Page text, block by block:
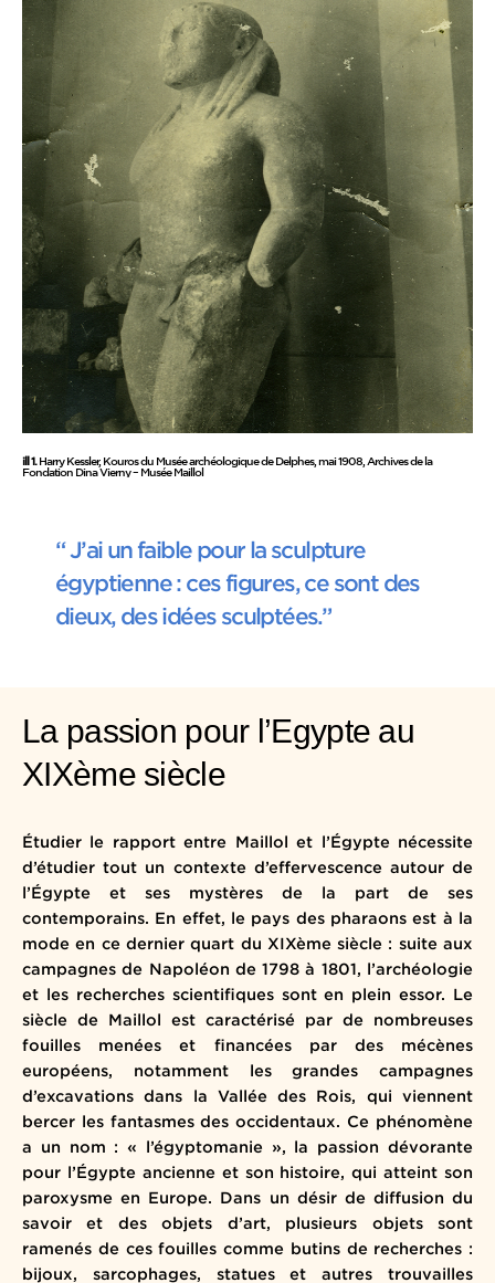
ill 1.Harry Kessler, Kouros du Musée archéologique de Delphes, mai 1908, Archives de la
Fondation Dina Vierny – Musée Maillol
“ J’ai un faible pour la sculpture
égyptienne : ces figures, ce sont des
dieux, des idées sculptées.”
La passion pour l’Egypte au
XIXème siècle
Étudier le rapport entre Maillol et l’Égypte nécessite
d’étudier tout un contexte d’effervescence autour de
l’Égypte et ses mystères de la part de ses
contemporains. En effet, le pays des pharaons est à la
mode en ce dernier quart du XIXème siècle : suite aux
campagnes de Napoléon de 1798 à 1801, l’archéologie
et les recherches scientifiques sont en plein essor. Le
siècle de Maillol est caractérisé par de nombreuses
fouilles menées et financées par des mécènes
européens, notamment les grandes campagnes
d’excavations dans la Vallée des Rois, qui viennent
bercer les fantasmes des occidentaux. Ce phénomène
a un nom : « l’égyptomanie », la passion dévorante
pour l’Égypte ancienne et son histoire, qui atteint son
paroxysme en Europe. Dans un désir de diffusion du
savoir et des objets d’art, plusieurs objets sont
ramenés de ces fouilles comme butins de recherches :
bijoux, sarcophages, statues et autres trouvailles